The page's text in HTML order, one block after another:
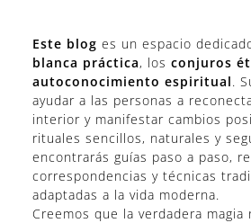
Este blog es un espacio
blanca práctica, los conjuros
autoconocimiento espiritual.
ayudar a las personas a
interior y manifestar cambios
rituales sencillos, naturales y
encontrarás guías paso a paso,
correspondencias y técnicas
adaptadas a la vida moderna.
Creemos que la verdadera